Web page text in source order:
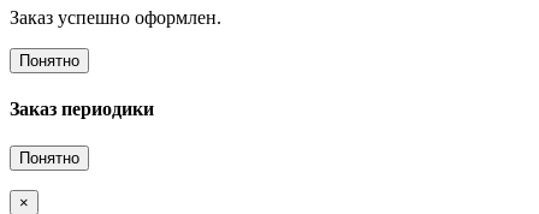
Заказ успешно оформлен.
Понятно
Заказ периодики
Понятно
×